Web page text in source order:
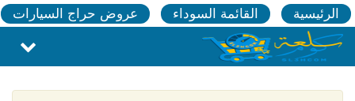
الرئيسية القائمة السوداء عروض حراج السيارات